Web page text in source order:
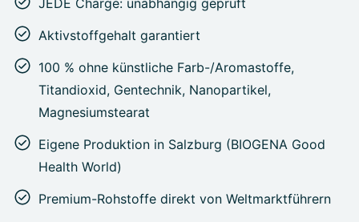
JEDE Charge: unabhängig geprüft
Aktivstoffgehalt garantiert
100 % ohne künstliche Farb-/Aromastoffe,
Titandioxid, Gentechnik, Nanopartikel,
Magnesiumstearat
Eigene Produktion in Salzburg (BIOGENA Good
Health World)
Premium-Rohstoffe direkt von Weltmarktführern